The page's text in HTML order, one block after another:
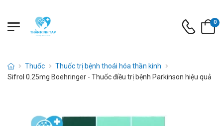
0
Thuốc
Thuốc trị bệnh thoái hóa thần kinh
Sifrol 0.25mg Boehringer - Thuốc điều trị bệnh Parkinson hiệu quả